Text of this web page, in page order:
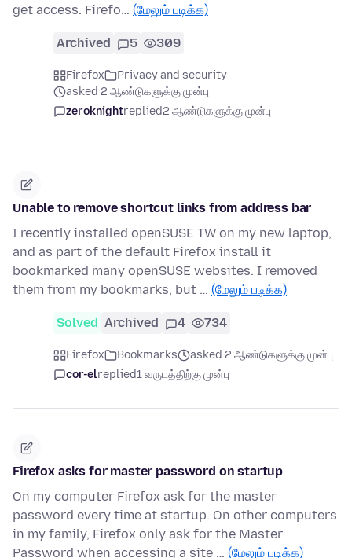
get access. Firefo… (மேலும் படிக்க)
Archived 5 309
Firefox
Privacy and security
asked 2 ஆண்டுகளுக்கு முன்பு
zeroknightreplied2 ஆண்டுகளுக்கு முன்பு
Unable to remove shortcut links from address bar
I recently installed openSUSE TW on my new laptop,
and as part of the default Firefox install it
bookmarked many openSUSE websites. I removed
them from my bookmarks, but … (மேலும் படிக்க)
Solved Archived 4 734
Firefox Bookmarks
asked 2 ஆண்டுகளுக்கு முன்பு
cor-elreplied1 வருடத்திற்கு முன்பு
Firefox asks for master password on startup
On my computer Firefox ask for the master
password every time at startup. On other computers
in my family, Firefox only ask for the Master
Password when accessing a site … (மேலும் படிக்க)